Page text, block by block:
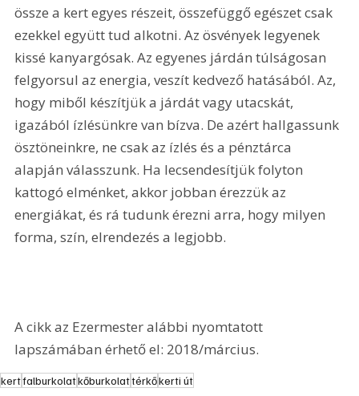
össze a kert egyes részeit, összefüggő egészet csak
ezekkel együtt tud alkotni. Az ösvények legyenek
kissé kanyargósak. Az egyenes járdán túlságosan
felgyorsul az energia, veszít kedvező hatásából. Az,
hogy miből készítjük a járdát vagy utacskát,
igazából ízlésünkre van bízva. De azért hallgassunk
ösztöneinkre, ne csak az ízlés és a pénztárca
alapján válasszunk. Ha lecsendesítjük folyton
kattogó elménket, akkor jobban érezzük az
energiákat, és rá tudunk érezni arra, hogy milyen
forma, szín, elrendezés a legjobb.
A cikk az Ezermester alábbi nyomtatott
lapszámában érhető el: 2018/március.
kertfalburkolatkőburkolattérkőkerti út